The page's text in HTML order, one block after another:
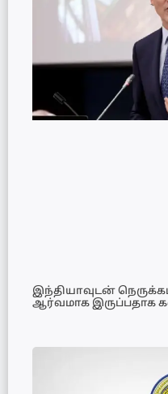
இந்தியாவுடன்
ஆர்வமாக இருப்பதாக